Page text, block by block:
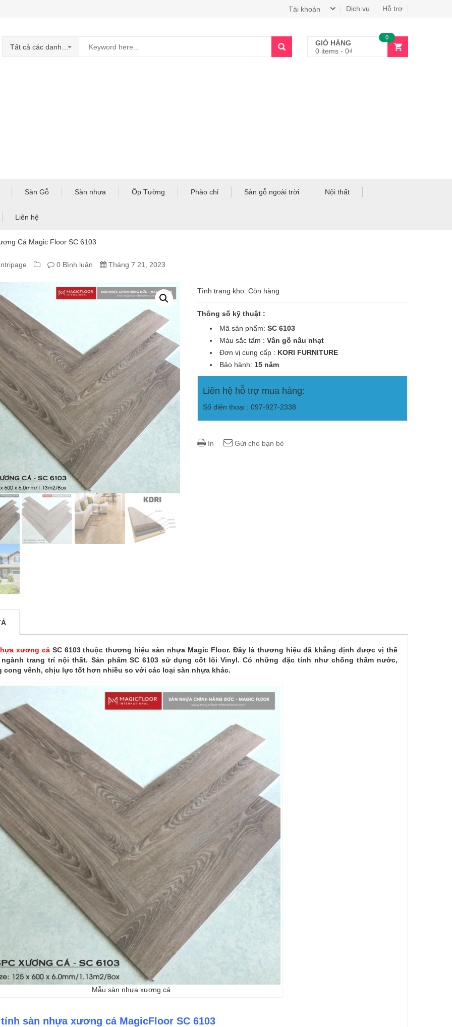
Dịch vụ Hỗ trợ
Tài khoản
Tất cả các danh mục
GIỎ HÀNG
0 items - 0₫
0
Sàn Gỗ Sàn nhựa Ốp Tường Phào chỉ Sàn gỗ ngoài trời Nội thất
Liên hệ
Cá Magic Floor SC 6103
0 Bình luận Tháng 7 21, 2023
Tình trạng kho: Còn hàng
Thông số kỹ thuật :
Mã sản phẩm: SC 6103
Màu sắc tấm :Vân gỗ nâu nhạt
Đơn vị cung cấp : KORI FURNITURE
Bảo hành: 15 năm
Liên hệ hỗ trợ mua hàng:
Số điện thoại : 097-927-2338
In Gửi cho bạn bè
xương cáSC 6103 thuộc thương hiệu sàn nhựa Magic Floor. Đây là thương hiệu đã khẳng định được vị thế
trang trí nội thất. Sản phẩm SC 6103 sử dụng cốt lõi Vinyl. Có những đặc tính như chống thấm nước,
cong vênh, chịu lực tốt hơn nhiều so với các loại sàn nhựa khác.
Mẫu sàn nhựa xương cá
sàn nhựa xương cá MagicFloor SC 6103